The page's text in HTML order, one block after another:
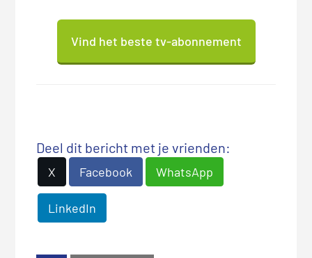
Vind het beste tv-abonnement
Deel dit bericht met je vrienden:
X Facebook WhatsApp
LinkedIn